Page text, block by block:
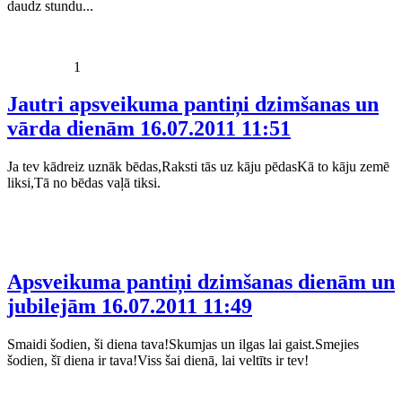
daudz stundu...
1
Jautri apsveikuma pantiņi dzimšanas un
vārda dienām 16.07.2011 11:51
Ja tev kādreiz uznāk bēdas,Raksti tās uz kāju pēdasKā to kāju zemē
liksi,Tā no bēdas vaļā tiksi.
Apsveikuma pantiņi dzimšanas dienām un
jubilejām 16.07.2011 11:49
Smaidi šodien, ši diena tava!Skumjas un ilgas lai gaist.Smejies
šodien, šī diena ir tava!Viss šai dienā, lai veltīts ir tev!